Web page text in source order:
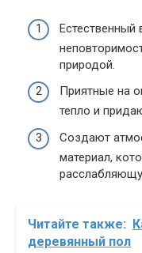
Естественный
природой.
Приятные на
тепло и
Создают
материал,
Читайте также:
деревянный пол